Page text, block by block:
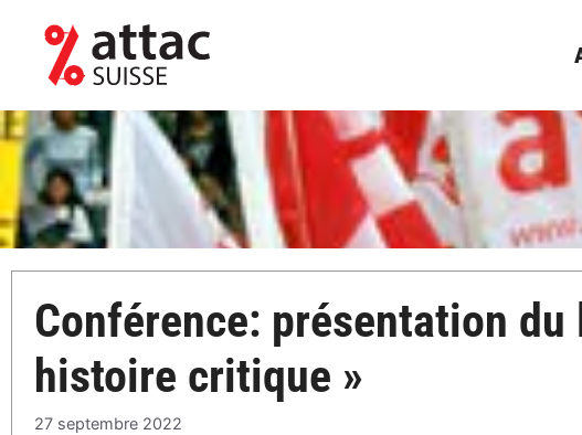
contenu
Conférence: présentation du
histoire critique »
27 septembre 2022